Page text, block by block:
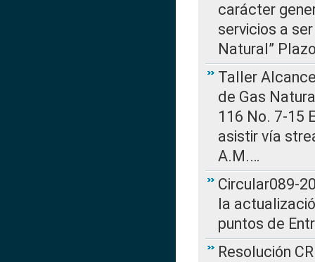
carácter
servicios a
Natural”
Taller
de Gas
116 No. 7-15
asistir vía
A.M.…
Circular089-
la
puntos de
Resolución